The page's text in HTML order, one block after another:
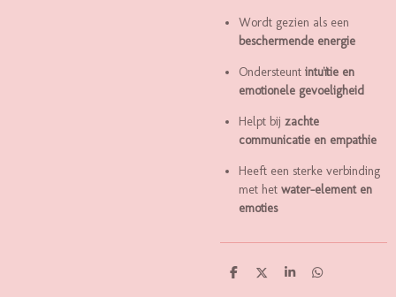
Wordt gezien als een
beschermende energie
Ondersteunt intuïtie en
emotionele gevoeligheid
Helpt bij zachte
communicatie en empathie
Heeft een sterke verbinding
met het water-element en
emoties
D
D
S
D